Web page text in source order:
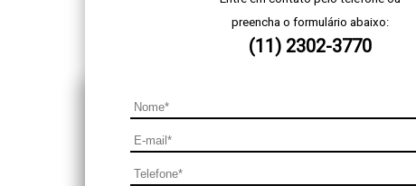
preencha o formulário abaixo:
(11) 2302-3770
Uma ótima opção para projetos em que há a
. O cobogó é uma peça